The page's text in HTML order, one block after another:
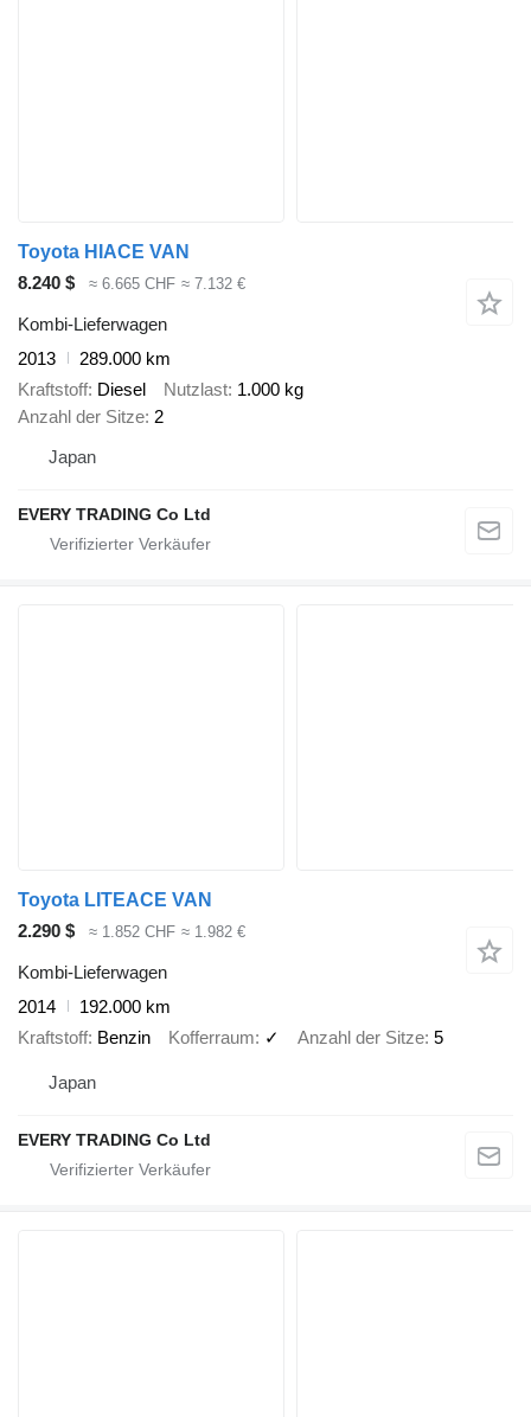
Toyota HIACE VAN
8.240 $
≈ 6.665 CHF ≈ 7.132 €
Kombi-Lieferwagen
2013
289.000 km
Kraftstoff Diesel Nutzlast 1.000 kg
Anzahl der Sitze 2
Japan
EVERY TRADING Co Ltd
Toyota LITEACE VAN
2.290 $
≈ 1.852 CHF ≈ 1.982 €
Kombi-Lieferwagen
2014
192.000 km
Kraftstoff Benzin Kofferraum ✓ Anzahl der Sitze 5
Japan
EVERY TRADING Co Ltd